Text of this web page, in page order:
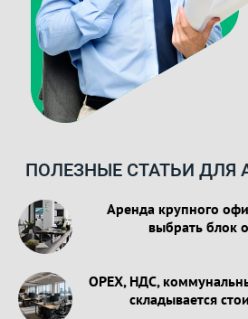
ПОЛЕЗНЫЕ СТАТЬИ ДЛЯ
Аренда крупного
выбрать блок
OPEX, НДС,
складывается